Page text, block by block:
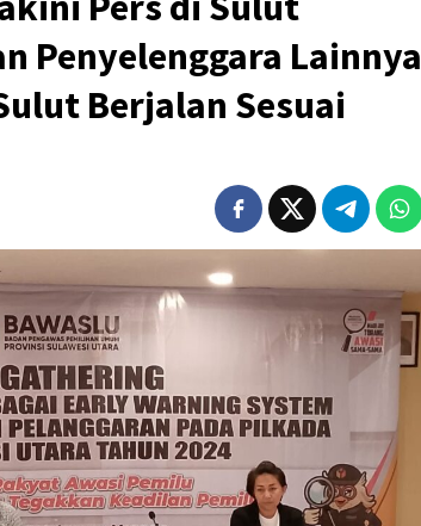
Penyelenggara Lainnya
Berjalan Sesuai